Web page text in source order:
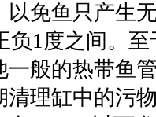
免鱼只产生
负1度之间。
般的热带鱼
理缸中的污